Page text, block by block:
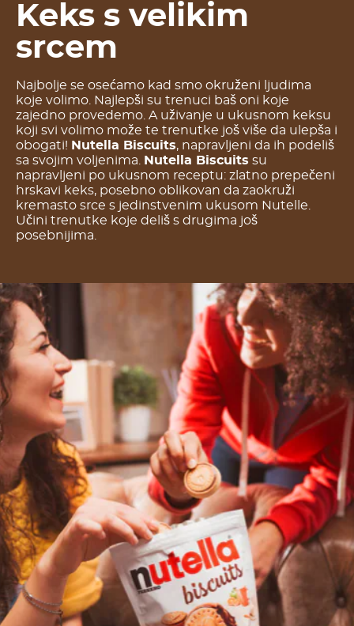
Keks s velikim
srcem
Najbolje se osećamo kad smo okruženi ljudima
koje volimo. Najlepši su trenuci baš oni koje
zajedno provedemo. A uživanje u ukusnom keksu
koji svi volimo može te trenutke još više da ulepša i
obogati! Nutella Biscuits, napravljeni da ih podeliš
sa svojim voljenima.
Nutella Biscuits su
napravljeni po ukusnom receptu: zlatno prepečeni
hrskavi keks, posebno oblikovan da zaokruži
kremasto srce s jedinstvenim ukusom Nutelle.
Učini trenutke koje deliš s drugima još
posebnijima.